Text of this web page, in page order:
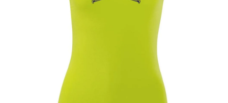
OKAMŽITĚ K ODBĚRU
MÁM SRDCE POMÁHÁM